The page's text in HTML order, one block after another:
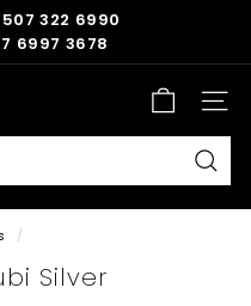
322 6990
6997 3678
/
Silver